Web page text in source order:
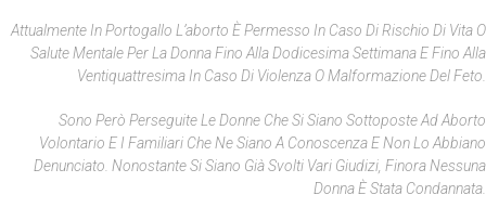
Attualmente In Portogallo L’aborto È Permesso In Caso Di Rischio Di Vita O
Salute Mentale Per La Donna Fino Alla Dodicesima Settimana E Fino Alla
Ventiquattresima In Caso Di Violenza O Malformazione Del Feto.
Sono Però Perseguite Le Donne Che Si Siano Sottoposte Ad Aborto
Volontario E I Familiari Che Ne Siano A Conoscenza E Non Lo Abbiano
Denunciato. Nonostante Si Siano Già Svolti Vari Giudizi, Finora Nessuna
Donna È Stata Condannata.